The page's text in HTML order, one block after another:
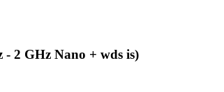
2 GHz Nano + wds is)